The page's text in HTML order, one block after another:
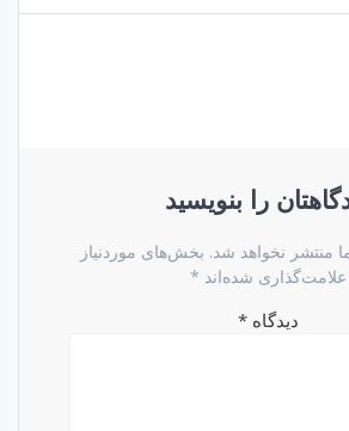
را بنویسید
منتشر نخواهد شد. بخش‌های موردنیاز
علامت‌گذاری شده‌اند *
دیدگاه*